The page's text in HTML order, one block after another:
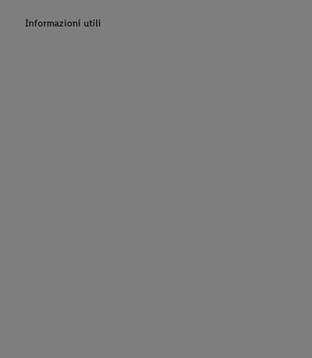
Informazioni utili